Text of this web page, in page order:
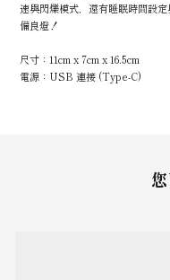
速與閃爍模式，還有睡眠時間設
備良燈！
尺寸：11cm x 7cm x 16.5cm
電源：USB 連接 (Type-C)